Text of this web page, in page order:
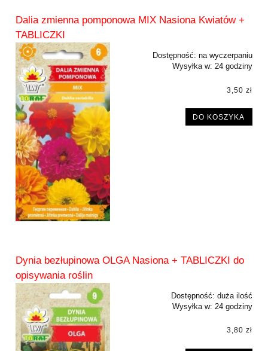
Dalia zmienna pomponowa MIX Nasiona Kwiatów +
TABLICZKI
Dostępność: na wyczerpaniu
Wysyłka w: 24 godziny
3,50 zł
DO KOSZYKA
Dynia bezłupinowa OLGA Nasiona + TABLICZKI do
opisywania roślin
Dostępność: duża ilość
Wysyłka w: 24 godziny
3,80 zł